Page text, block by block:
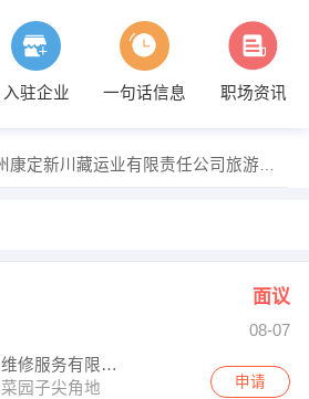
入驻企业 一句话信息
职场资讯
【甘孜州康定新川藏运业有限责任公司旅游分公 】 强势入驻
修理工机电技师 ] 招聘信息
好医院 】 强势入驻
面议
08-07
康定县康越汽车维修服务有限责任公司
园子尖角地
申请